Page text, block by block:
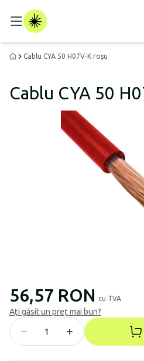
Cablu CYA 50 H07V-K roșu
Cablu CYA 50
56,57 RON cu TVA
Ați găsit un preț mai bun?